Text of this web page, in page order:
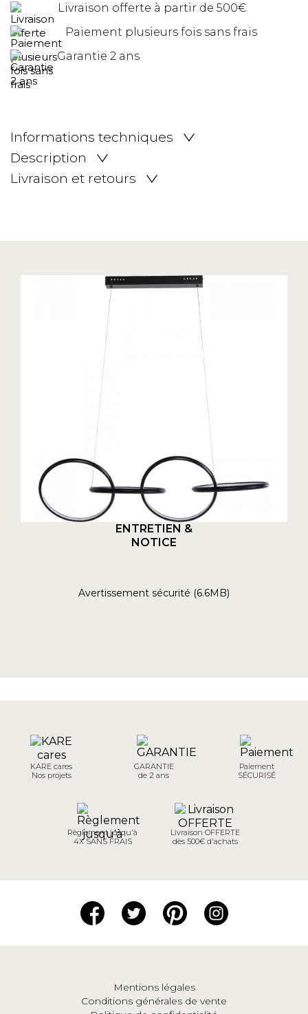
Livraison offerte à partir de 500€
Paiement plusieurs fois sans frais
Garantie 2 ans
Informations techniques
Description
Livraison et retours
ENTRETIEN &
NOTICE
Avertissement sécurité (6.6MB)
KARE cares
Nos projets
GARANTIE
de 2 ans
Paiement
SÉCURISÉ
Règlement jusqu'à
4X SANS FRAIS
Livraison OFFERTE
dès 500€ d'achats
Mentions légales
Conditions générales de vente